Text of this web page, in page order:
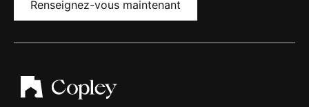
Renseignez-vous maintenant